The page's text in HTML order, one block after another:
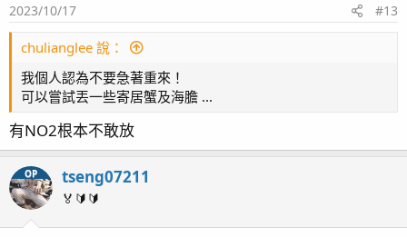
2023/10/17 #13
chulianglee 說：
我個人認為不要急著重來！
可以嘗試丟一些寄居蟹及海膽 ...
有NO2根本不敢放
OP tseng07211
🏅🔰🔰